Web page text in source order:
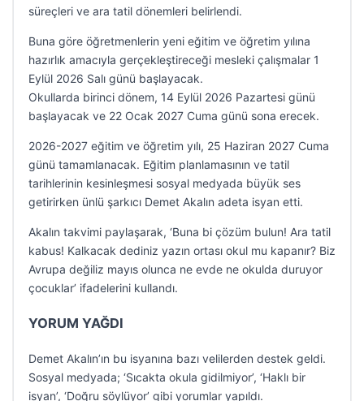
süreçleri ve ara tatil dönemleri belirlendi.
Buna göre öğretmenlerin yeni eğitim ve öğretim yılına
hazırlık amacıyla gerçekleştireceği mesleki çalışmalar 1
Eylül 2026 Salı günü başlayacak.
Okullarda birinci dönem, 14 Eylül 2026 Pazartesi günü
başlayacak ve 22 Ocak 2027 Cuma günü sona erecek.
2026-2027 eğitim ve öğretim yılı, 25 Haziran 2027 Cuma
günü tamamlanacak. Eğitim planlamasının ve tatil
tarihlerinin kesinleşmesi sosyal medyada büyük ses
getirirken ünlü şarkıcı Demet Akalın adeta isyan etti.
Akalın takvimi paylaşarak, ‘Buna bi çözüm bulun! Ara tatil
kabus! Kalkacak dediniz yazın ortası okul mu kapanır? Biz
Avrupa değiliz mayıs olunca ne evde ne okulda duruyor
çocuklar’ ifadelerini kullandı.
YORUM YAĞDI
Demet Akalın’ın bu isyanına bazı velilerden destek geldi.
Sosyal medyada; ‘Sıcakta okula gidilmiyor’, ‘Haklı bir
isyan’, ‘Doğru söylüyor’ gibi yorumlar yapıldı.